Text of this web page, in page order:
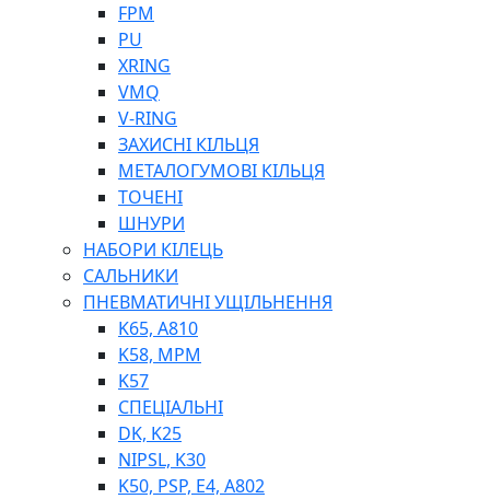
ШЛАНГИ, ТРУБКИ
ШПРИЦИ МАСТИЛЬНІ
ТОСОЛ, АНТИФРИЗ
ОЛИВА-ПАЛИВО
ПОВІТРЯ-ВОДА
ДЛЯ ЗВАРЮВАННЯ
НАПІРНО-ВСМОКТУЮЧІ
FPM
PU
XRING
VMQ
V-RING
ЗАХИСНІ КІЛЬЦЯ
МЕТАЛОГУМОВІ КІЛЬЦЯ
ТОЧЕНІ
ШНУРИ
НАБОРИ КІЛЕЦЬ
САЛЬНИКИ
ПНЕВМАТИЧНІ УЩІЛЬНЕННЯ
K65, A810
K58, MPM
K57
СПЕЦІАЛЬНІ
DK, K25
NIPSL, K30
K50, PSP, E4, A802